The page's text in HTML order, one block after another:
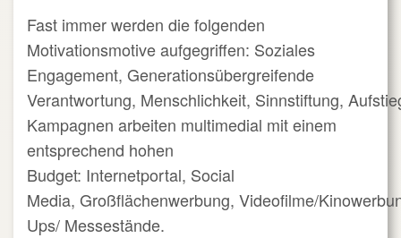
Fast immer werden die folgenden
Motivationsmotive aufgegriffen: Soziales
Engagement, Generationsübergreifende
Verantwortung, Menschlichkeit, Sinnstiftung,
Kampagnen arbeiten multimedial mit einem
entsprechend hohen
Budget: Internetportal, Social
Media, Großflächenwerbung, Videofilme/
Ups/ Messestände.